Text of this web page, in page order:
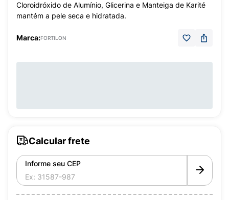
Cloroidróxido de Alumínio, Glicerina e Manteiga de Karité
mantém a pele seca e hidratada.
Marca:FORTILON
Calcular frete
Informe seu CEP